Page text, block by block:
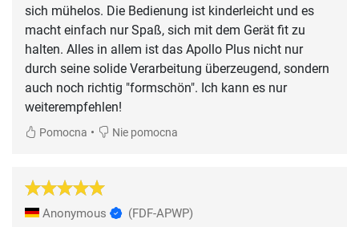
sich mühelos. Die Bedienung ist kinderleicht und es
macht einfach nur Spaß, sich mit dem Gerät fit zu
halten. Alles in allem ist das Apollo Plus nicht nur
durch seine solide Verarbeitung überzeugend, sondern
auch noch richtig "formschön". Ich kann es nur
weiterempfehlen!
Pomocna • Nie pomocna
Anonymous (FDF-APWP)